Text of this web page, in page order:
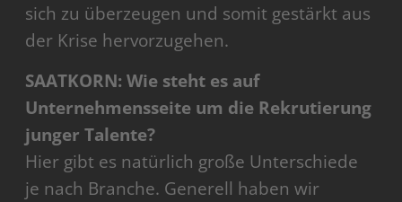
sich zu überzeugen und somit gestärkt aus
der Krise hervorzugehen.
SAATKORN: Wie steht es auf
Unternehmensseite um die Rekrutierung
junger Talente?
Hier gibt es natürlich große Unterschiede
je nach Branche. Generell haben wir